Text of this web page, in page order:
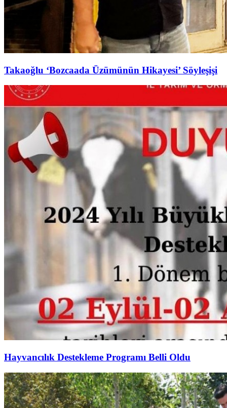
Takaoğlu ‘Bozcaada Üzümünün Hikayesi’ Söyleşişi
Hayvancılık Destekleme Programı Belli Oldu